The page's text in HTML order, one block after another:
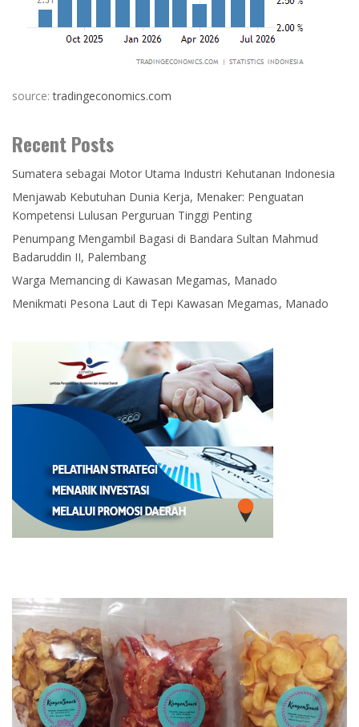
source:tradingeconomics.com
Recent Posts
Sumatera sebagai Motor Utama Industri Kehutanan Indonesia
Menjawab Kebutuhan Dunia Kerja, Menaker: Penguatan
Kompetensi Lulusan Perguruan Tinggi Penting
Penumpang Mengambil Bagasi di Bandara Sultan Mahmud
Badaruddin II, Palembang
Warga Memancing di Kawasan Megamas, Manado
Menikmati Pesona Laut di Tepi Kawasan Megamas, Manado